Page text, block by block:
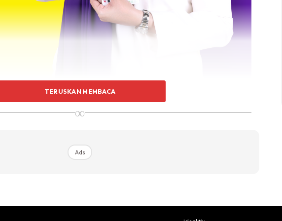
tudung pun boleh memeningkan kepala, bukan? Jika mahu beli satu
pula boleh jadi keterlaluan dan boleh juga jadi membazir.
TERUSKAN MEMBACA
∞
Ads